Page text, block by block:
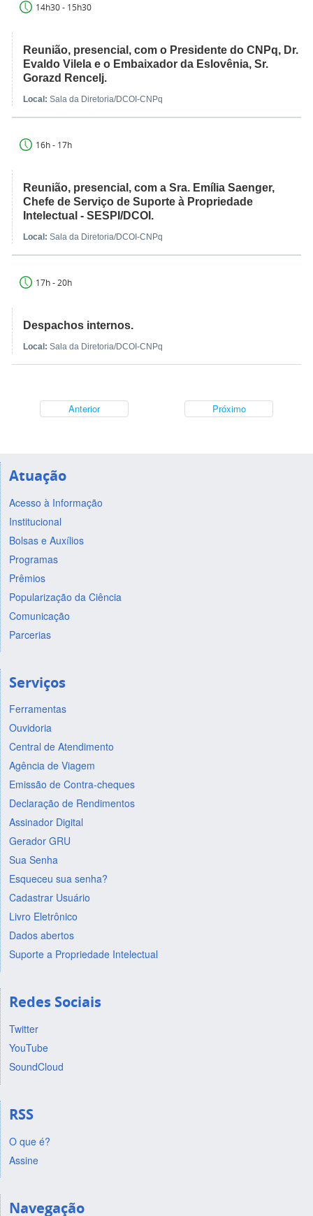
14h30 - 15h30
Reunião, presencial, com o Presidente do CNPq, Dr.
Evaldo Vilela e o Embaixador da Eslovênia, Sr.
Gorazd Rencelj.
Local: Sala da Diretoria/DCOI-CNPq
16h - 17h
Reunião, presencial, com a Sra. Emília Saenger,
Chefe de Serviço de Suporte à Propriedade
Intelectual - SESPI/DCOI.
Local: Sala da Diretoria/DCOI-CNPq
17h - 20h
Despachos internos.
Local: Sala da Diretoria/DCOI-CNPq
Anterior Próximo
Atuação
Acesso à Informação
Institucional
Bolsas e Auxílios
Programas
Prêmios
Popularização da Ciência
Comunicação
Parcerias
Serviços
Ferramentas
Ouvidoria
Central de Atendimento
Agência de Viagem
Emissão de Contra-cheques
Declaração de Rendimentos
Assinador Digital
Gerador GRU
Sua Senha
Esqueceu sua senha?
Cadastrar Usuário
Livro Eletrônico
Dados abertos
Suporte a Propriedade Intelectual
Redes Sociais
Twitter
YouTube
SoundCloud
RSS
O que é?
Assine
Navegação